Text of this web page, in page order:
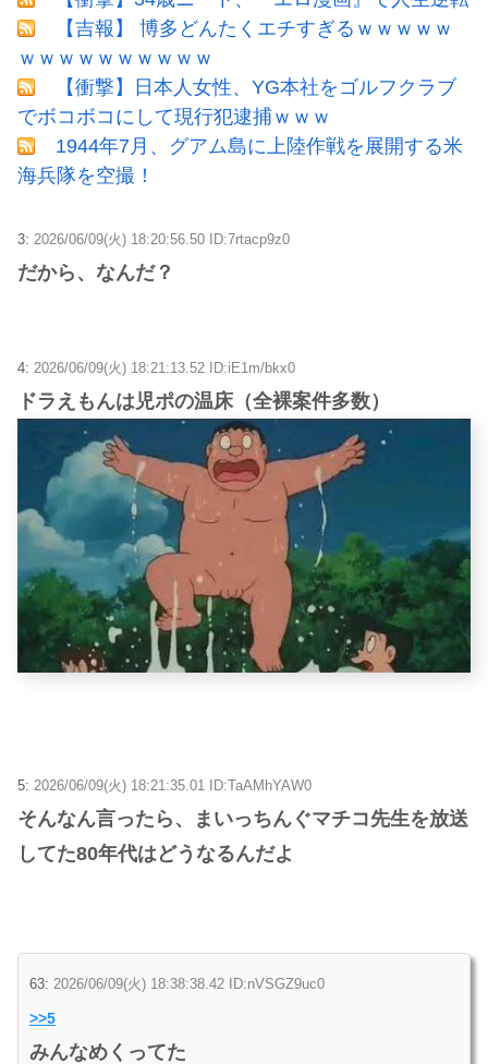
【吉報】 博多どんたくエチすぎるｗｗｗｗｗ
ｗｗｗｗｗｗｗｗｗｗ
【衝撃】日本人女性、YG本社をゴルフクラブ
でボコボコにして現行犯逮捕ｗｗｗ
1944年7月、グアム島に上陸作戦を展開する米
海兵隊を空撮！
3: 2026/06/09(火) 18:20:56.50 ID:7rtacp9z0
だから、なんだ？
4: 2026/06/09(火) 18:21:13.52 ID:iE1m/bkx0
ドラえもんは児ポの温床（全裸案件多数）
5: 2026/06/09(火) 18:21:35.01 ID:TaAMhYAW0
そんなん言ったら、まいっちんぐマチコ先生を放送
してた80年代はどうなるんだよ
63: 2026/06/09(火) 18:38:38.42 ID:nVSGZ9uc0
>>5
みんなめくってた